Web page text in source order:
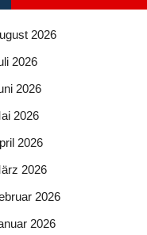
2026
2026
2026
2026
2026
2026
2026
2026